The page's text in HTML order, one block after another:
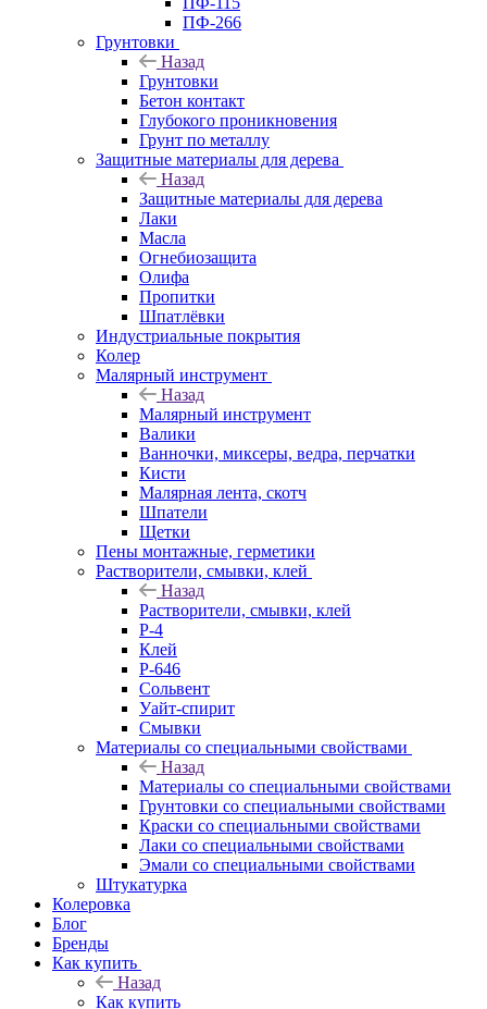
ПФ-266
Грунтовки
Назад
Грунтовки
Бетон контакт
Глубокого проникновения
Грунт по металлу
Защитные материалы для дерева
Назад
Защитные материалы для дерева
Лаки
Масла
Огнебиозащита
Олифа
Пропитки
Шпатлёвки
Индустриальные покрытия
Колер
Малярный инструмент
Назад
Малярный инструмент
Валики
Ванночки, миксеры, ведра, перчатки
Кисти
Малярная лента, скотч
Шпатели
Щетки
Пены монтажные, герметики
Растворители, смывки, клей
Назад
Растворители, смывки, клей
Р-4
Клей
Р-646
Сольвент
Уайт-спирит
Смывки
Материалы со специальными свойствами
Назад
Материалы со специальными свойствами
Грунтовки со специальными свойствами
Краски со специальными свойствами
Лаки со специальными свойствами
Эмали со специальными свойствами
Штукатурка
Колеровка
Блог
Бренды
Как купить
Назад
Как купить